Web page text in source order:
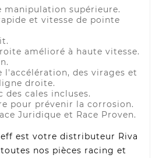
supérieure.
et vitesse de pointe
amélioré à haute vitesse.
des virages et
droite.
cales incluses.
pour prévenir la corrosion.
Juridique et Race Proven.
est votre distributeur Riva
nos pièces racing et